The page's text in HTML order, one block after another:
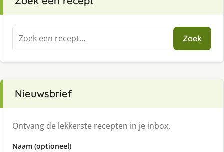
Zoeken
naar:
Zoek
Nieuwsbrief
Ontvang de lekkerste recepten in je inbox.
Naam (optioneel)